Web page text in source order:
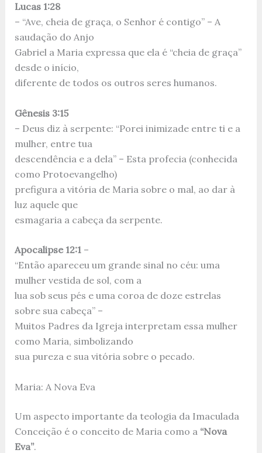
Lucas 1:28
– “Ave, cheia de graça, o Senhor é contigo” – A
saudação do Anjo
Gabriel a Maria expressa que ela é “cheia de graça”
desde o início,
diferente de todos os outros seres humanos.
Gênesis 3:15
– Deus diz à serpente: “Porei inimizade entre ti e a
mulher, entre tua
descendência e a dela” – Esta profecia (conhecida
como Protoevangelho)
prefigura a vitória de Maria sobre o mal, ao dar à
luz aquele que
esmagaria a cabeça da serpente.
Apocalipse 12:1–
“Então apareceu um grande sinal no céu: uma
mulher vestida de sol, com a
lua sob seus pés e uma coroa de doze estrelas
sobre sua cabeça” –
Muitos Padres da Igreja interpretam essa mulher
como Maria, simbolizando
sua pureza e sua vitória sobre o pecado.
Maria: A Nova Eva
Um aspecto importante da teologia da Imaculada
Conceição é o conceito de Maria como a “Nova
Eva”.